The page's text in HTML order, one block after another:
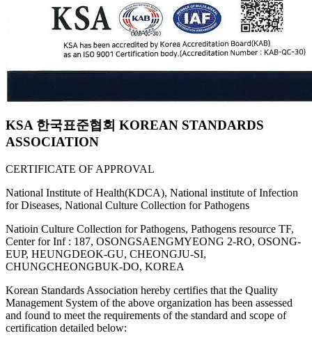
KSA 한국표준협회 KOREAN STANDARDS
ASSOCIATION
CERTIFICATE OF APPROVAL
National Institute of Health(KDCA), National institute of Infection
for Diseases, National Culture Collection for Pathogens
Natioin Culture Collection for Pathogens, Pathogens resource TF,
Center for Inf : 187, OSONGSAENGMYEONG 2-RO, OSONG-
EUP, HEUNGDEOK-GU, CHEONGJU-SI,
CHUNGCHEONGBUK-DO, KOREA
Korean Standards Association hereby certifies that the Quality
Management System of the above organization has been assessed
and found to meet the requirements of the standard and scope of
certification detailed below: